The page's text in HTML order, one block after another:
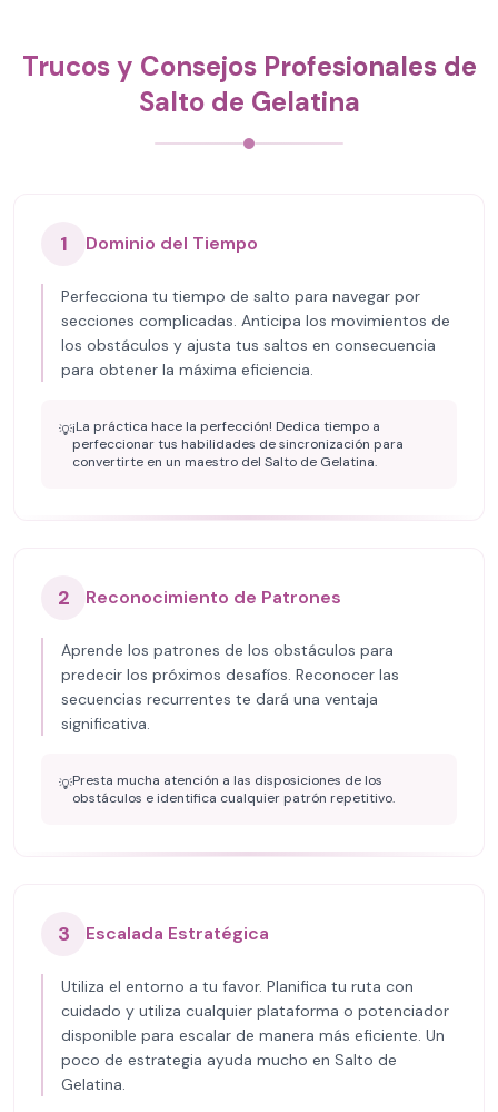
Trucos y Consejos Profesionales de
Salto de Gelatina
1 Dominio del Tiempo
Perfecciona tu tiempo de salto para navegar por
secciones complicadas. Anticipa los movimientos de
los obstáculos y ajusta tus saltos en consecuencia
para obtener la máxima eficiencia.
💡¡La práctica hace la perfección! Dedica tiempo a
perfeccionar tus habilidades de sincronización para
convertirte en un maestro del Salto de Gelatina.
2 Reconocimiento de Patrones
Aprende los patrones de los obstáculos para
predecir los próximos desafíos. Reconocer las
secuencias recurrentes te dará una ventaja
significativa.
💡Presta mucha atención a las disposiciones de los
obstáculos e identifica cualquier patrón repetitivo.
3 Escalada Estratégica
Utiliza el entorno a tu favor. Planifica tu ruta con
cuidado y utiliza cualquier plataforma o potenciador
disponible para escalar de manera más eficiente. Un
poco de estrategia ayuda mucho en Salto de
Gelatina.